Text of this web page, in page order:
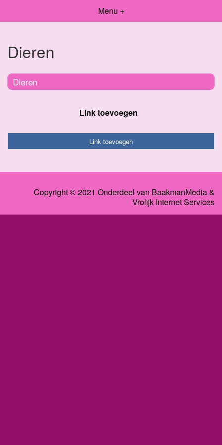
Menu +
Dieren
Dieren
Link toevoegen
Link toevoegen
Copyright © 2021 Onderdeel van BaakmanMedia&
Vrolijk Internet Services